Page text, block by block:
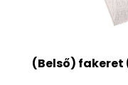
(Belső)